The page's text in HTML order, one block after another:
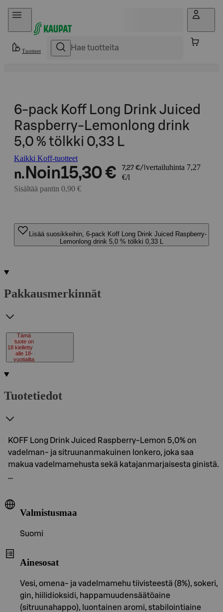
Hyppää sisältöön
Tuotteet
6-pack Koff Long Drink Juiced
Raspberry-Lemonlong drink
5,0 % tölkki 0,33 L
Kaikki Koff-tuotteet
n. Noin15,30 € 7,27 €/l vertailuhinta 7,27
€/l
Sisältää pantin 0,90 €
Lisää suosikkeihin, 6-pack Koff Long Drink Juiced Raspberry-
Lemonlong drink 5,0 % tölkki 0,33 L
Pakkausmerkinnät
18
Tämä
tuote on
kielletty
alle 18-
vuotiailta
Tuotetiedot
KOFF Long Drink Juiced Raspberry-Lemon 5,0% on
vadelman- ja sitruunanmakuinen lonkero, joka saa
makua vadelmamehusta sekä katajanmarjaisesta ginistä.
…
Valmistusmaa
Suomi
Ainesosat
Vesi, omena- ja vadelmamehu tiivisteestä (8%), sokeri,
gin, hiilidioksidi, happamuudensäätöaine
(sitruunahappo), luontainen aromi, stabilointiaine